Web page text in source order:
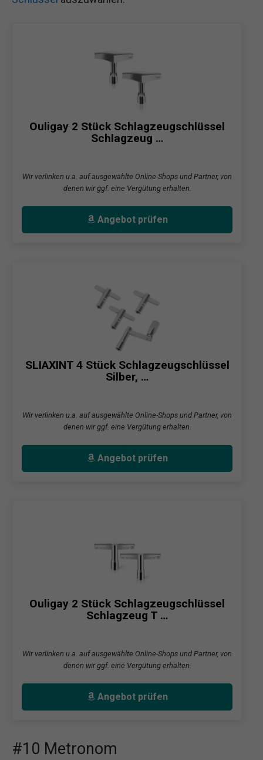
Ouligay 2 Stück Schlagzeugschlüssel
Schlagzeug …
Wir verlinken u.a. auf ausgewählte Online-Shops und Partner, von
denen wir ggf. eine Vergütung erhalten.
Angebot prüfen
SLIAXINT 4 Stück Schlagzeugschlüssel
Silber, …
Wir verlinken u.a. auf ausgewählte Online-Shops und Partner, von
denen wir ggf. eine Vergütung erhalten.
Angebot prüfen
Ouligay 2 Stück Schlagzeugschlüssel
Schlagzeug T …
Wir verlinken u.a. auf ausgewählte Online-Shops und Partner, von
denen wir ggf. eine Vergütung erhalten.
Angebot prüfen
#10 Metronom